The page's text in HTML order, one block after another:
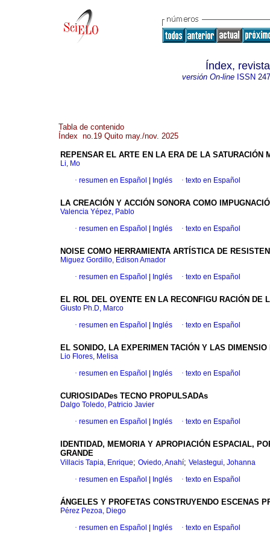
Índex,
versión On-lineISSN
Tabla de contenido
Índex no.19 Quito may./nov. 2025
REPENSAR EL ARTE EN LA ERA DE LA SATURACIÓN
Li, Mo
· resumen en Español Inglés · texto en Español
LA CREACIÓN Y ACCIÓN SONORA COMO
Valencia Yépez, Pablo
· resumen en Español Inglés · texto en Español
NOISE COMO HERRAMIENTA ARTÍSTICA DE
Miguez Gordillo, Edison Amador
· resumen en Español Inglés · texto en Español
EL ROL DEL OYENTE EN LA RECONFIGU RACIÓN DE
Giusto Ph.D, Marco
· resumen en Español Inglés · texto en Español
EL SONIDO, LA EXPERIMEN TACIÓN Y LAS
Lio Flores, Melisa
· resumen en Español Inglés · texto en Español
CURIOSIDADes TECNO PROPULSADAs
Dalgo Toledo, Patricio Javier
· resumen en Español Inglés · texto en Español
IDENTIDAD, MEMORIA Y APROPIACIÓN ESPACIAL,
GRANDE
Villacis Tapia, Enrique; Oviedo, Anahí; Velastegui, Johanna
· resumen en Español Inglés · texto en Español
ÁNGELES Y PROFETAS CONSTRUYENDO ESCENAS
Pérez Pezoa, Diego
· resumen en Español Inglés · texto en Español